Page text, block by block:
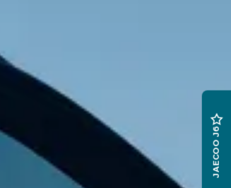
JAECOO J6